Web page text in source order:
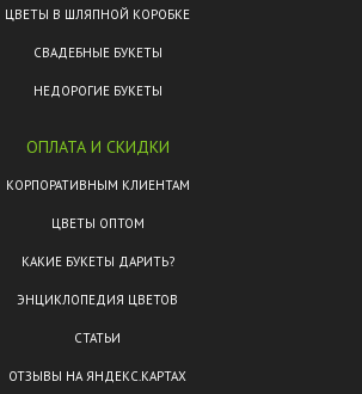
ЦВЕТЫ В ШЛЯПНОЙ КОРОБКЕ
СВАДЕБНЫЕ БУКЕТЫ
НЕДОРОГИЕ БУКЕТЫ
ОПЛАТА И СКИДКИ
КОРПОРАТИВНЫМ КЛИЕНТАМ
ЦВЕТЫ ОПТОМ
КАКИЕ БУКЕТЫ ДАРИТЬ?
ЭНЦИКЛОПЕДИЯ ЦВЕТОВ
СТАТЬИ
ОТЗЫВЫ НА ЯНДЕКС.КАРТАХ